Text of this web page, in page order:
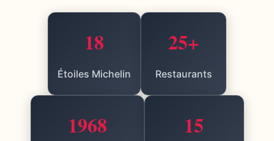
18
Étoiles Michelin
25+
Restaurants
1968 15